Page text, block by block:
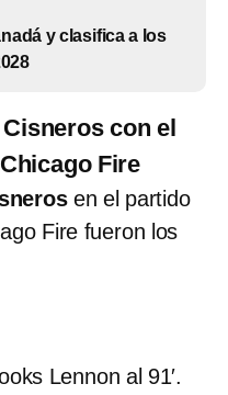
y clasifica a los
con el
Fire
en el partido
Fire fueron los
Lennon al 91′.